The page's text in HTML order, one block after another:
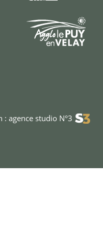
: agence studio N°3